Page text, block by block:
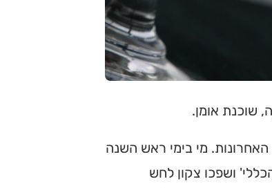
שוכנת אומן.
מי בימי ראש השנה
ושפכו צקון לחש